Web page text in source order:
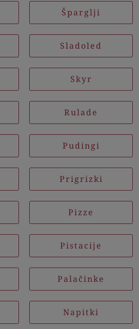
Šparglji
Sladoled
Skyr
Rulade
Pudingi
Prigrizki
Pizze
Pistacije
Palačinke
Napitki